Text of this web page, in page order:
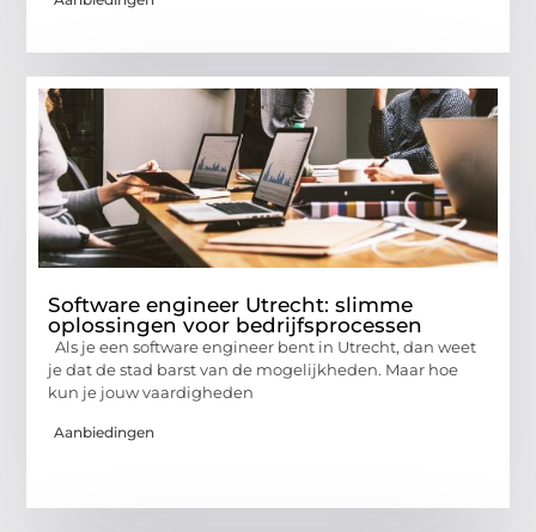
Software engineer Utrecht: slimme
oplossingen voor bedrijfsprocessen
Als je een software engineer bent in Utrecht, dan weet
je dat de stad barst van de mogelijkheden. Maar hoe
kun je jouw vaardigheden
Aanbiedingen